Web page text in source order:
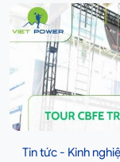
Tin tức - Kinh